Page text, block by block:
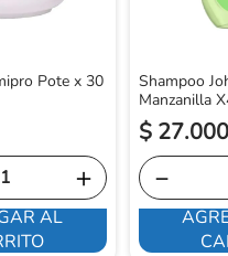
Pote x 30
＋
AL
Shampoo
Manzanilla
$ 27.000
－